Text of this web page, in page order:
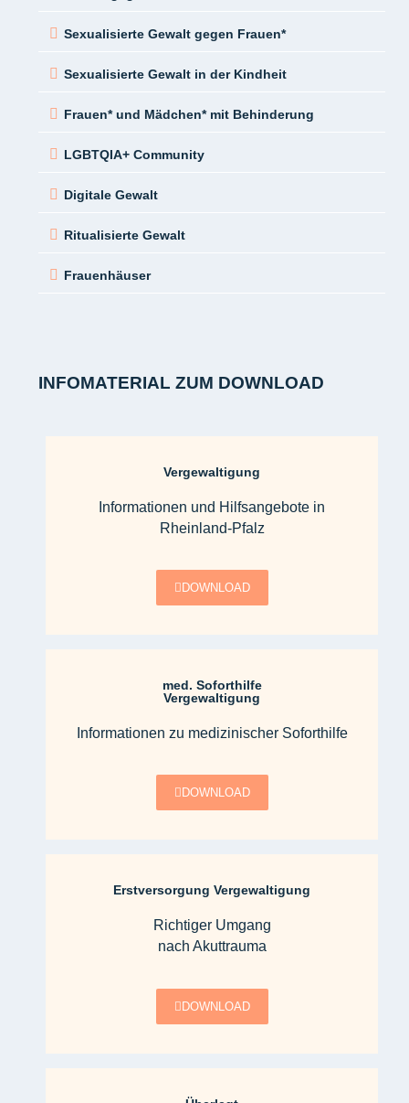
Sexualisierte Gewalt gegen Frauen*
Sexualisierte Gewalt in der Kindheit
Frauen* und Mädchen* mit Behinderung
LGBTQIA+ Community
Digitale Gewalt
Ritualisierte Gewalt
Frauenhäuser
INFOMATERIAL ZUM DOWNLOAD
Vergewaltigung
Informationen und Hilfsangebote in
Rheinland-Pfalz
DOWNLOAD
med. Soforthilfe
Vergewaltigung
Informationen zu medizinischer Soforthilfe
DOWNLOAD
Erstversorgung Vergewaltigung
Richtiger Umgang
nach Akuttrauma
DOWNLOAD